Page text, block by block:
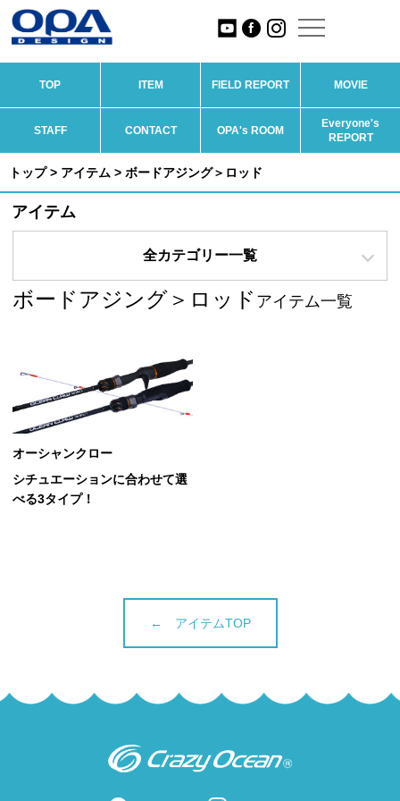
TOP ITEM FIELD REPORT MOVIE
STAFF CONTACT OPA's ROOM
Everyone's
REPORT
トップ> アイテム > ボードアジング＞ロッド
アイテム
全カテゴリー一覧
ボードアジング＞ロッド アイテム一覧
オーシャンクロー
シチュエーションに合わせて選
べる3タイプ！
← アイテムTOP